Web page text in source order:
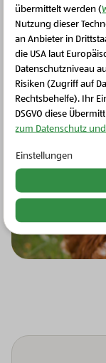
Zur Region
übermittelt werden (
Nutzung dieser
an Anbieter in
die USA laut
Datenschutzniveau
Risiken (Zugriff auf
Rechtsbehelfe). Ihr
DSGVO diese
zum Datenschutz
Einstellungen